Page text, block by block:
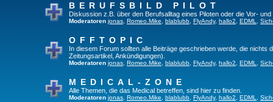
BERUFSBILD PILOT
Diskussion z.B. über den Berufsalltag eines Piloten oder die Vor-
Moderatoren jonas Romeo.Mike blablubb FlyAndy, hallo2 EDML
OFFTOPIC
In diesem Forum sollten alle Beiträge geschrieben werde, die
Zeitungsartikel, Ankündigungen).
Moderatoren jonas Romeo.Mike blablubb FlyAndy, hallo2 EDML
MEDICAL-ZONE
Alle Themen, die das Medical betreffen, sind hier zu finden.
Moderatoren jonas Romeo.Mike blablubb FlyAndy, hallo2 EDML